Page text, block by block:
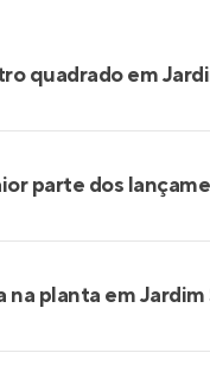
quadrado em
parte dos
na planta em